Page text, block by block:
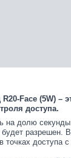
Face (5W) –
доступа.
на долю
разрешен.
точках